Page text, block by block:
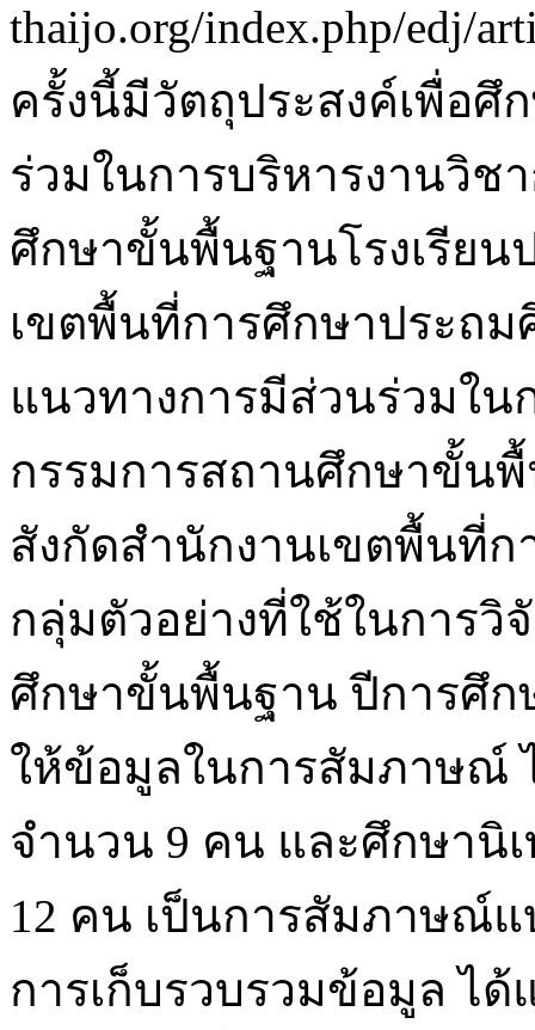
thaijo.org/index.php/edj/
ครั้งนี้มีวัตถุประสงค์เพื่อศึ
ร่วมในการบริหารงานวิช
ศึกษาขั้นพื้นฐานโรงเรีย
เขตพื้นที่การศึกษาประถม
แนวทางการมีส่วนร่วมใ
กรรมการสถานศึกษาขั้น
สังกัดสำนักงานเขตพื้นที่ก
กลุ่มตัวอย่างที่ใช้ในการ
ศึกษาขั้นพื้นฐาน ปีการศึก
ให้ข้อมูลในการสัมภาษณ์
จำนวน 9 คน และศึกษานิ
12 คน เป็นการสัมภาษณ์แ
การเก็บรวบรวมข้อมูล ไ